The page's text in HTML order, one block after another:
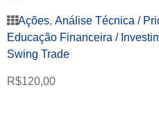
Ações, Análise Técnica /
Educação Financeira /
Swing Trade
R$120,00